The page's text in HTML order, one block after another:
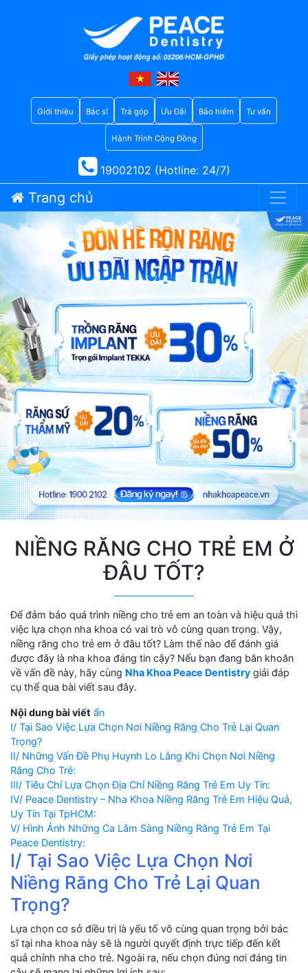
Giới thiệu Bác sĩ Trả góp Ưu Đãi Bảo hiểm Tư vấn
Hành Trình Cộng Đồng
19002102 (Hotline: 24/7)
Trang chủ
NIỀNG RĂNG CHO TRẺ EM Ở
ĐÂU TỐT?
Để đảm bảo quá trình niềng cho trẻ em an toàn và hiệu quả thì
việc lựa chọn nha khoa có vai trò vô cùng quan trọng. Vậy,
niềng răng cho trẻ em ở đâu tốt? Làm thế nào để đánh giá
được đây là nha khoa đáng tin cậy? Nếu bạn đang băn khoăn
về vấn đề này, hãy cùng Nha Khoa Peace Dentistry giải đáp
cụ thể qua bài viết sau đây.
Nội dung bài viết ẩn
I/ Tại Sao Việc Lựa Chọn Nơi Niềng Răng Cho Trẻ Lại Quan
Trọng?
II/ Những Vấn Đề Phụ Huynh Lo Lắng Khi Chọn Nơi Niềng
Răng Cho Trẻ:
III/ Tiêu Chí Lựa Chọn Địa Chỉ Niềng Răng Trẻ Em Uy Tín:
IV/ Peace Dentistry – Nha Khoa Niềng Răng Trẻ Em Hiệu Quả,
Uy Tín Tại TpHCM:
V/ Hình Ảnh Những Ca Lâm Sàng Niềng Răng Trẻ Em Tại
Peace Dentistry:
I/ Tại Sao Việc Lựa Chọn Nơi
Niềng Răng Cho Trẻ Lại Quan
Trọng?
Lựa chọn cơ sở điều trị là yếu tố vô cùng quan trọng bởi bác
sĩ tại nha khoa này sẽ là người quyết định trực tiếp đến kết
quả chỉnh nha cho trẻ. Ngoài ra, nếu chọn đúng nơi đáng tin